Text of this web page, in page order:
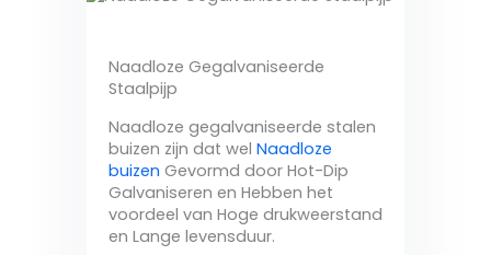
Naadloze Gegalvaniseerde
Staalpijp
Naadloze gegalvaniseerde stalen
buizen zijn dat wel Naadloze
buizen Gevormd door Hot-Dip
Galvaniseren en Hebben het
voordeel van Hoge drukweerstand
en Lange levensduur.